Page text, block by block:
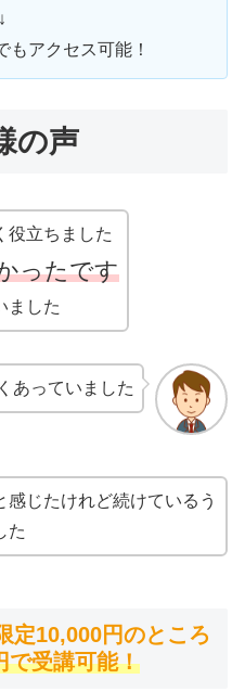
↓
もアクセス可能！
の声
役立ちました
ったです
ました
あっていました
感じたけれど続けているう
た
定10,000円のところ
で受講可能！